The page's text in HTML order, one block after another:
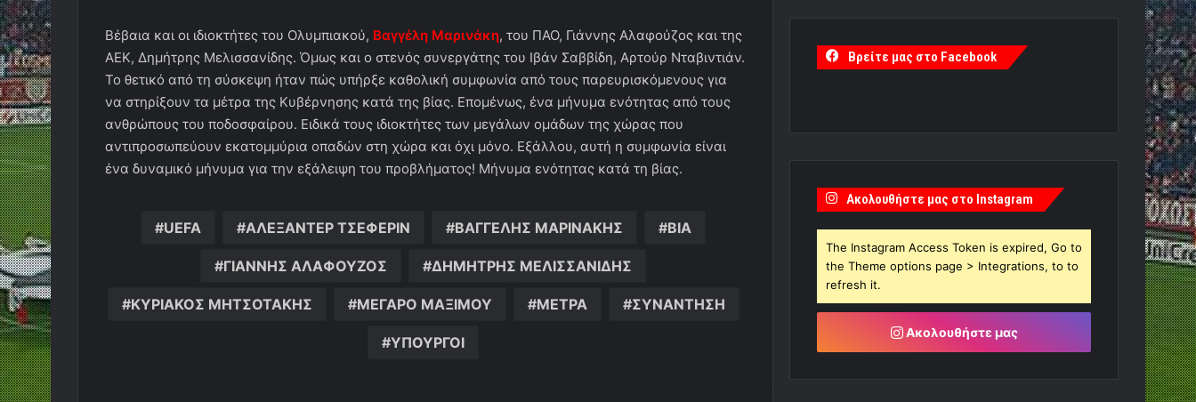
Βέβαια και οι ιδιοκτήτες του Ολυμπιακού, Βαγγέλη Μαρινάκη, του ΠΑΟ, Γιάννης Αλαφούζος και της
ΑΕΚ, Δημήτρης Μελισσανίδης. Όμως και ο στενός συνεργάτης του Ιβάν Σαββίδη, Αρτούρ Νταβιντιάν.
Το θετικό από τη σύσκεψη ήταν πώς υπήρξε καθολική συμφωνία από τους παρευρισκόμενους για
να στηρίξουν τα μέτρα της Κυβέρνησης κατά της βίας. Επομένως, ένα μήνυμα ενότητας από τους
ανθρώπους του ποδοσφαίρου. Ειδικά τους ιδιοκτήτες των μεγάλων ομάδων της χώρας που
αντιπροσωπεύουν εκατομμύρια οπαδών στη χώρα και όχι μόνο. Εξάλλου, αυτή η συμφωνία είναι
ένα δυναμικό μήνυμα για την εξάλειψη του προβλήματος! Μήνυμα ενότητας κατά τη βίας.
UEFA ΑΛΕΞΑΝΤΕΡ ΤΣΕΦΕΡΙΝ ΒΑΓΓΕΛΗΣ ΜΑΡΙΝΑΚΗΣ ΒΙΑ
ΓΙΑΝΝΗΣ ΑΛΑΦΟΥΖΟΣ ΔΗΜΗΤΡΗΣ ΜΕΛΙΣΣΑΝΙΔΗΣ
ΚΥΡΙΑΚΟΣ ΜΗΤΣΟΤΑΚΗΣ ΜΕΓΑΡΟ ΜΑΞΙΜΟΥ ΜΕΤΡΑ ΣΥΝΑΝΤΗΣΗ
ΥΠΟΥΡΓΟΙ
Βρείτε μας στο Facebook
Ακολουθήστε μας στο Instagram
The Instagram Access Token is expired, Go to
the Theme options page > Integrations, to to
refresh it.
Ακολουθήστε μας